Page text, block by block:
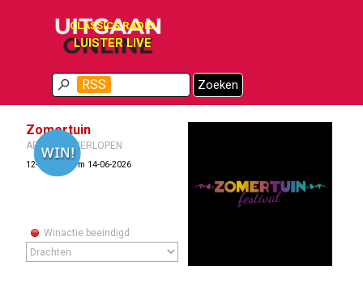
CLASSICS RADIO
LUISTER LIVE
Zoeken
RSS
Menu overslaan
Zomertuin
ARCHIEF / VERLOPEN
12-06-2026 t/m 14-06-2026
Winactie beeindigd